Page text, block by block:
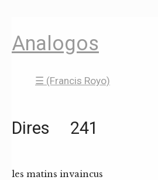
Analogos
☰ (Francis Royo)
Dires 241
les matins invaincus